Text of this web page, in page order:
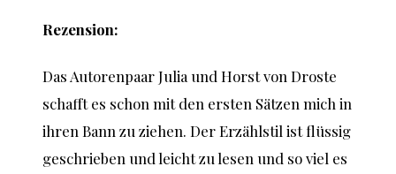
Rezension:
Das Autorenpaar Julia und Horst von Droste
schafft es schon mit den ersten Sätzen mich in
ihren Bann zu ziehen. Der Erzählstil ist flüssig
geschrieben und leicht zu lesen und so viel es